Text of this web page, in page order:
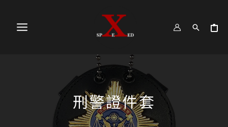
MENU
刑警證件套